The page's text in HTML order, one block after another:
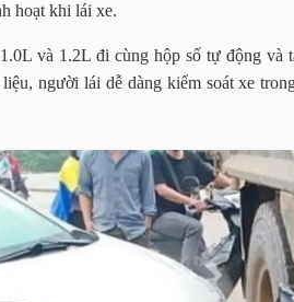
hoạt khi lái xe.
và 1.2L đi cùng hộp số tự động và
người lái dễ dàng kiểm soát xe